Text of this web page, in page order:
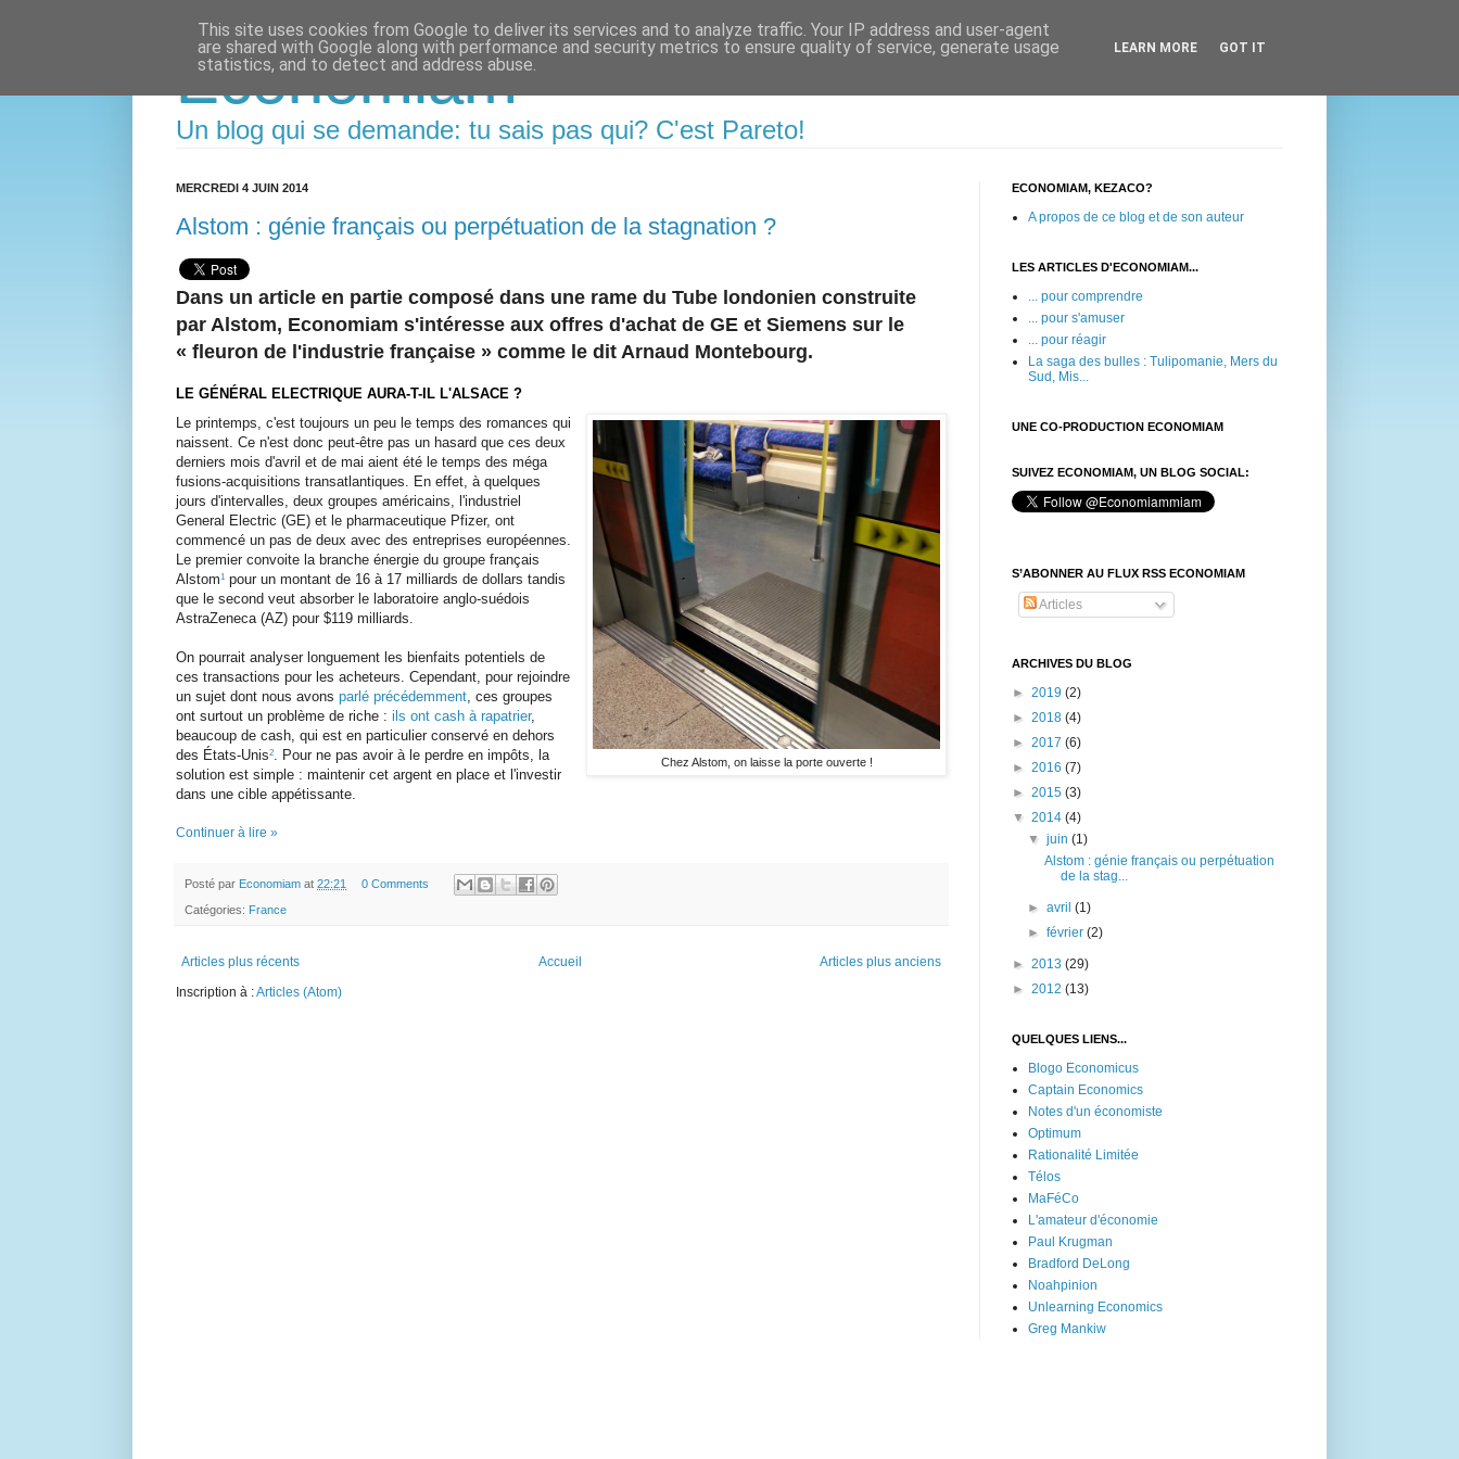
Economiam
Un blog qui se demande: tu sais pas qui? C'est Pareto!
MERCREDI 4 JUIN 2014
Alstom : génie français ou perpétuation de la stagnation ?
Dans un article en partie composé dans une rame du Tube londonien construite
par Alstom, Economiam s'intéresse aux offres d'achat de GE et Siemens sur le
« fleuron de l'industrie française » comme le dit Arnaud Montebourg.
LE GÉNÉRAL ELECTRIQUE AURA-T-IL L'ALSACE ?
Chez Alstom, on laisse la porte ouverte !
Le printemps, c'est toujours un peu le temps des romances qui
naissent. Ce n'est donc peut-être pas un hasard que ces deux
derniers mois d'avril et de mai aient été le temps des méga
fusions-acquisitions transatlantiques. En effet, à quelques
jours d'intervalles, deux groupes américains, l'industriel
General Electric (GE) et le pharmaceutique Pfizer, ont
commencé un pas de deux avec des entreprises européennes.
Le premier convoite la branche énergie du groupe français
Alstom1 pour un montant de 16 à 17 milliards de dollars tandis
que le second veut absorber le laboratoire anglo-suédois
AstraZeneca (AZ) pour $119 milliards.
On pourrait analyser longuement les bienfaits potentiels de
ces transactions pour les acheteurs. Cependant, pour rejoindre
un sujet dont nous avons parlé précédemment , ces groupes
ont surtout un problème de riche : ils ont cash à rapatrier,
beaucoup de cash, qui est en particulier conservé en dehors
des États-Unis2
. Pour ne pas avoir à le perdre en impôts, la
solution est simple : maintenir cet argent en place et l'investir
dans une cible appétissante.
Continuer à lire »
Posté par Economiam at 22:21 0 Comments
Catégories: France
Articles plus récents Articles plus anciens
Accueil
Inscription à :Articles (Atom)
ECONOMIAM, KEZACO?
A propos de ce blog et de son auteur
LES ARTICLES D'ECONOMIAM...
... pour comprendre
... pour s'amuser
... pour réagir
La saga des bulles : Tulipomanie, Mers du
Sud, Mis...
UNE CO-PRODUCTION ECONOMIAM
SUIVEZ ECONOMIAM, UN BLOG SOCIAL:
S’ABONNER AU FLUX RSS ECONOMIAM
Articles
ARCHIVES DU BLOG
► 2019 (2)
► 2018 (4)
► 2017 (6)
► 2016 (7)
► 2015 (3)
▼ 2014 (4)
▼juin(1)
Alstom : génie français ou perpétuation
de la stag...
►avril(1)
►février(2)
► 2013 (29)
► 2012 (13)
QUELQUES LIENS...
Blogo Economicus
Captain Economics
Notes d'un économiste
Optimum
Rationalité Limitée
Télos
MaFéCo
L'amateur d'économie
Paul Krugman
Bradford DeLong
Noahpinion
Unlearning Economics
Greg Mankiw
This site uses cookies from Google to deliver its services and to analyze traffic. Your IP address and user-agent
are shared with Google along with performance and security metrics to ensure quality of service, generate usage
statistics, and to detect and address abuse.
LEARN MORE GOT IT